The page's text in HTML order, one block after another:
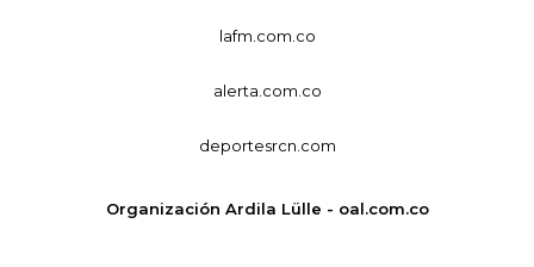
lafm.com.co
alerta.com.co
deportesrcn.com
Organización Ardila Lülle - oal.com.co